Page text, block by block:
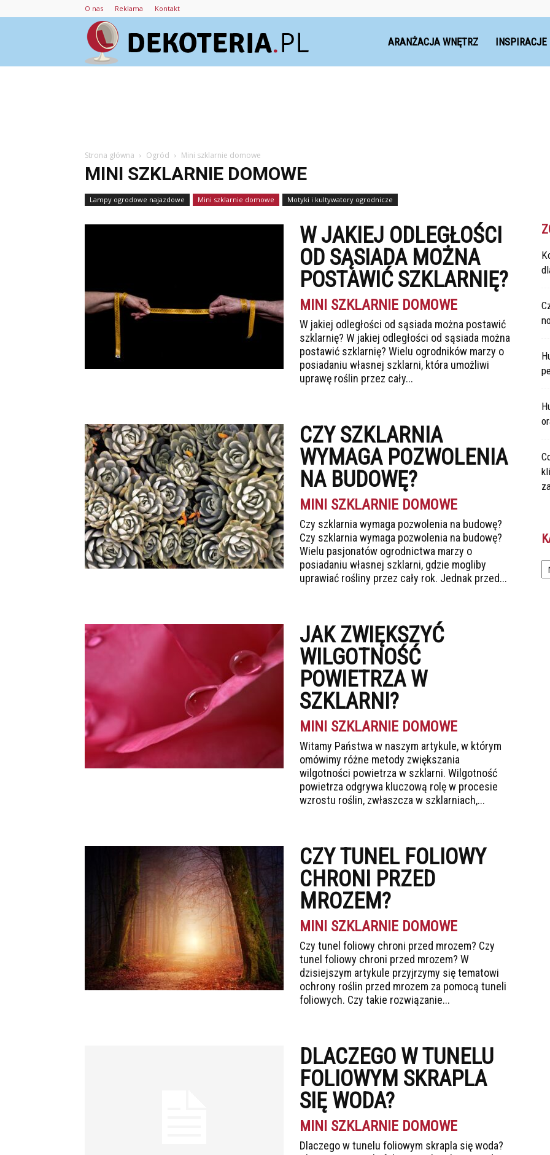
O nas Reklama Kontakt
ARANŻACJA WNĘTRZ INSPIRACJE
Strona główna Ogród Mini szklarnie domowe
MINI SZKLARNIE DOMOWE
Lampy ogrodowe najazdowe Mini szklarnie domowe Motyki i kultywatory ogrodnicze
W JAKIEJ ODLEGŁOŚCI
OD SĄSIADA MOŻNA
POSTAWIĆ SZKLARNIĘ?
MINI SZKLARNIE DOMOWE
W jakiej odległości od sąsiada można postawić
szklarnię? W jakiej odległości od sąsiada można
postawić szklarnię? Wielu ogrodników marzy o
posiadaniu własnej szklarni, która umożliwi
uprawę roślin przez cały...
CZY SZKLARNIA
WYMAGA POZWOLENIA
NA BUDOWĘ?
MINI SZKLARNIE DOMOWE
Czy szklarnia wymaga pozwolenia na budowę?
Czy szklarnia wymaga pozwolenia na budowę?
Wielu pasjonatów ogrodnictwa marzy o
posiadaniu własnej szklarni, gdzie mogliby
uprawiać rośliny przez cały rok. Jednak przed...
JAK ZWIĘKSZYĆ
WILGOTNOŚĆ
POWIETRZA W
SZKLARNI?
MINI SZKLARNIE DOMOWE
Witamy Państwa w naszym artykule, w którym
omówimy różne metody zwiększania
wilgotności powietrza w szklarni. Wilgotność
powietrza odgrywa kluczową rolę w procesie
wzrostu roślin, zwłaszcza w szklarniach,...
CZY TUNEL FOLIOWY
CHRONI PRZED
MROZEM?
MINI SZKLARNIE DOMOWE
Czy tunel foliowy chroni przed mrozem? Czy
tunel foliowy chroni przed mrozem? W
dzisiejszym artykule przyjrzymy się tematowi
ochrony roślin przed mrozem za pomocą tuneli
foliowych. Czy takie rozwiązanie...
DLACZEGO W TUNELU
FOLIOWYM SKRAPLA
SIĘ WODA?
MINI SZKLARNIE DOMOWE
Dlaczego w tunelu foliowym skrapla się woda?